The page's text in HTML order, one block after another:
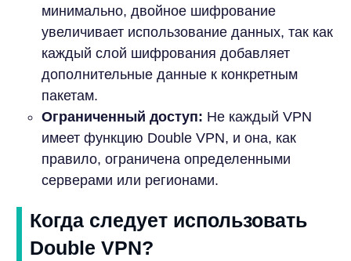
минимально, двойное шифрование
увеличивает использование данных, так как
каждый слой шифрования добавляет
дополнительные данные к конкретным
пакетам.
Ограниченный доступ: Не каждый VPN
имеет функцию Double VPN, и она, как
правило, ограничена определенными
серверами или регионами.
Когда следует использовать
Double VPN?